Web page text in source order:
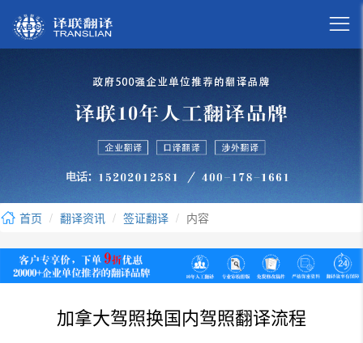

首页 翻译资讯 签证翻译 内容
加拿大驾照换国内驾照翻译流程